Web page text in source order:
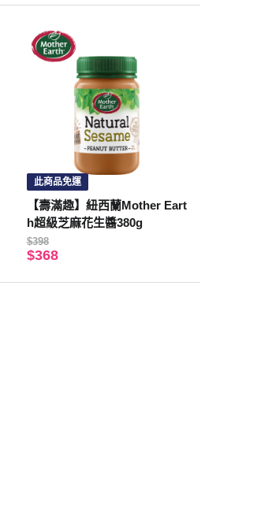
此商品免運
【壽滿趣】紐西蘭Mother Eart
h超級芝麻花生醬380g
$398
$368